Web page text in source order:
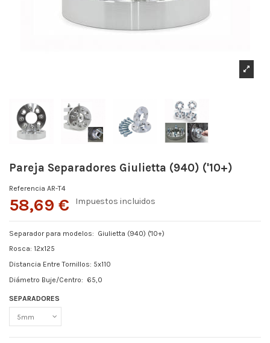
Pareja Separadores Giulietta (940) ('10+)
Referencia AR-T4
58,69 € Impuestos incluidos
Separador para modelos: Giulietta (940) ('10+)
Rosca: 12x125
Distancia Entre Tornillos: 5x110
Diámetro Buje/Centro: 65,0
SEPARADORES